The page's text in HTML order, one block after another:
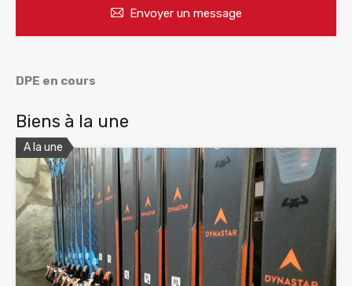
Envoyer un message
DPE en cours
Biens à la une
A la une